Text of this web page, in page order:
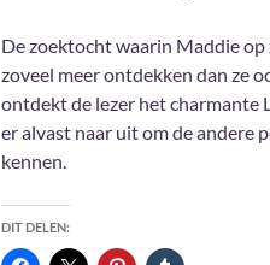
De zoektocht waarin Maddie op
zoveel meer ontdekken dan ze
ontdekt de lezer het charmante
er alvast naar uit om de andere
kennen.
DIT DELEN: